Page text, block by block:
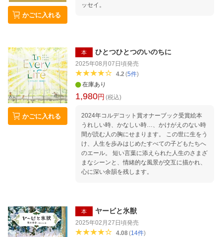
さを深く感じることのできる絵本です。
かごに入れる
ッセイ。
かごに入れる
本 ひとつひとつのいのちに
2025年08月07日頃発売
4.2(5件)
在庫あり
1,980円 (税込)
2024年コルデコット賞オナーブック受賞絵本
うれしい時、かなしい時…、かけがえのない時
間が読む人の胸にせまります。 この世に生をう
け、人生を歩みはじめたすべての子どもたちへ
のエール。 短い言葉に添えられた人生のさまざ
まなシーンと、情緒的な風景が交互に描かれ、
心に深い余韻を残します。
本 ヤービと氷獣
2025年02月27日頃発売
4.08(14件)